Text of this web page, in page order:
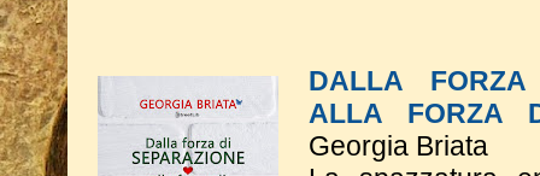
DALLA FORZA
ALLA FORZA
Georgia Briata